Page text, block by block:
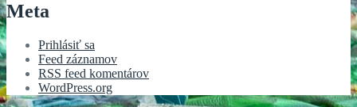
Meta
Prihlásiť sa
Feed záznamov
RSS feed komentárov
WordPress.org